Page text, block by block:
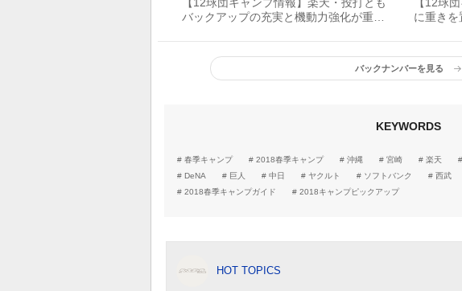
バックアップの充実と機動力強化が重要
に重きを
バックナンバーを見る
KEYWORDS
春季キャンプ 2018春季キャンプ 沖縄 宮崎 楽天
DeNA
巨人 中日 ヤクルト ソフトバンク 西武
2018春季キャンプガイド
2018キャンプピックアップ
HOT TOPICS